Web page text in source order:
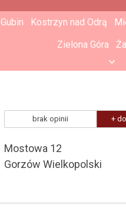
Gubin Kostrzyn nad Odrą
Zielona Góra
brak opinii +
Mostowa 12
Gorzów Wielkopolski